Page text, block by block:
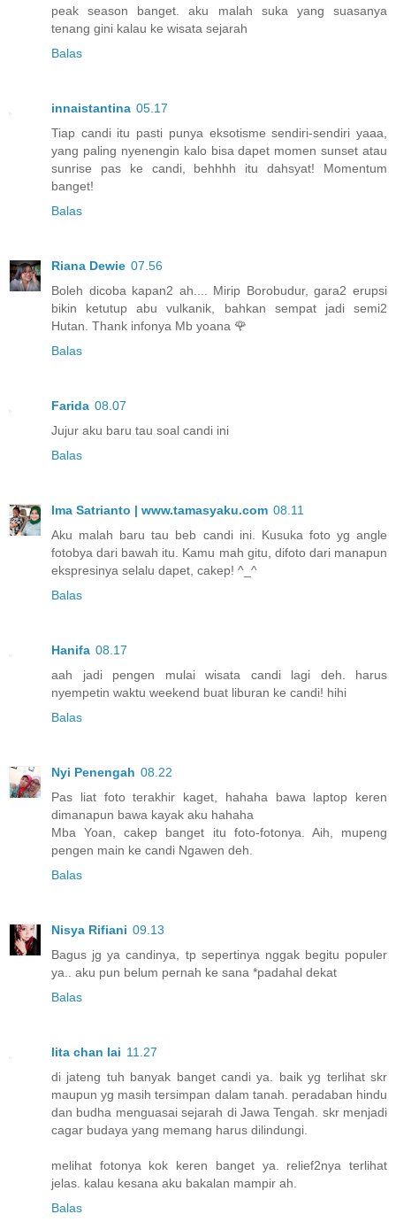
peak season banget. aku malah suka yang suasanya
tenang gini kalau ke wisata sejarah
Balas
innaistantina 05.17
Tiap candi itu pasti punya eksotisme sendiri-sendiri yaaa,
yang paling nyenengin kalo bisa dapet momen sunset atau
sunrise pas ke candi, behhhh itu dahsyat! Momentum
banget!
Balas
Riana Dewie 07.56
Boleh dicoba kapan2 ah.... Mirip Borobudur, gara2 erupsi
bikin ketutup abu vulkanik, bahkan sempat jadi semi2
Hutan. Thank infonya Mb yoana 🌹
Balas
Farida 08.07
Jujur aku baru tau soal candi ini
Balas
Ima Satrianto | www.tamasyaku.com 08.11
Aku malah baru tau beb candi ini. Kusuka foto yg angle
fotobya dari bawah itu. Kamu mah gitu, difoto dari manapun
ekspresinya selalu dapet, cakep! ^_^
Balas
Hanifa 08.17
aah jadi pengen mulai wisata candi lagi deh. harus
nyempetin waktu weekend buat liburan ke candi! hihi
Balas
Nyi Penengah 08.22
Pas liat foto terakhir kaget, hahaha bawa laptop keren
dimanapun bawa kayak aku hahaha
Mba Yoan, cakep banget itu foto-fotonya. Aih, mupeng
pengen main ke candi Ngawen deh.
Balas
Nisya Rifiani 09.13
Bagus jg ya candinya, tp sepertinya nggak begitu populer
ya.. aku pun belum pernah ke sana *padahal dekat
Balas
lita chan lai 11.27
di jateng tuh banyak banget candi ya. baik yg terlihat skr
maupun yg masih tersimpan dalam tanah. peradaban hindu
dan budha menguasai sejarah di Jawa Tengah. skr menjadi
cagar budaya yang memang harus dilindungi.
melihat fotonya kok keren banget ya. relief2nya terlihat
jelas. kalau kesana aku bakalan mampir ah.
Balas